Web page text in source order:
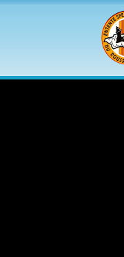
Aller au contenu principal